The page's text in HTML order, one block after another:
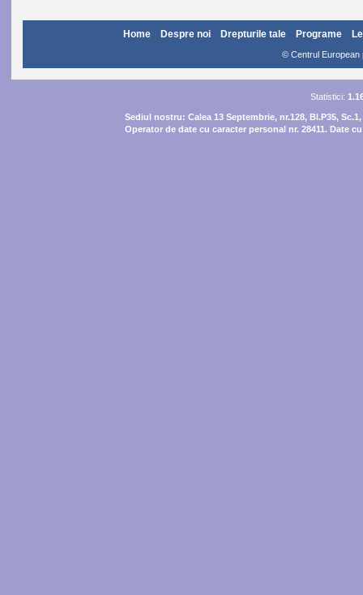
Home Despre noi Drepturile tale Programe
© Centrul European
Statistici:
Sediul nostru: Calea 13 Septembrie, nr.128, Bl.P35,
Operator de date cu caracter personal nr. 28411. Date